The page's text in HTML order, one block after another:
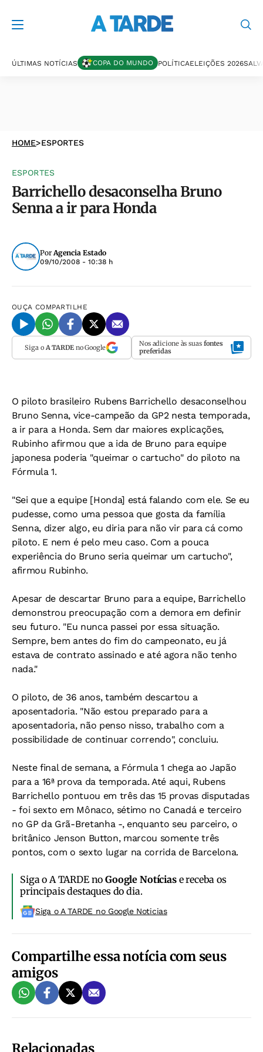
ÚLTIMAS NOTÍCIAS COPA DO MUNDO POLÍTICAELEIÇÕES 2026
HOME>ESPORTES
ESPORTES
Barrichello desaconselha Bruno
Senna a ir para Honda
PorAgencia Estado
09/10/2008 - 10:38 h
OUÇA COMPARTILHE
Siga o A TARDEno Google Nos adicione às suas fontes
preferidas
O piloto brasileiro Rubens Barrichello desaconselhou
Bruno Senna, vice-campeão da GP2 nesta temporada,
a ir para a Honda. Sem dar maiores explicações,
Rubinho afirmou que a ida de Bruno para equipe
japonesa poderia "queimar o cartucho" do piloto na
Fórmula 1.
"Sei que a equipe [Honda] está falando com ele. Se eu
pudesse, como uma pessoa que gosta da família
Senna, dizer algo, eu diria para não vir para cá como
piloto. E nem é pelo meu caso. Com a pouca
experiência do Bruno seria queimar um cartucho",
afirmou Rubinho.
Apesar de descartar Bruno para a equipe, Barrichello
demonstrou preocupação com a demora em definir
seu futuro. "Eu nunca passei por essa situação.
Sempre, bem antes do fim do campeonato, eu já
estava de contrato assinado e até agora não tenho
nada."
O piloto, de 36 anos, também descartou a
aposentadoria. "Não estou preparado para a
aposentadoria, não penso nisso, trabalho com a
possibilidade de continuar correndo", concluiu.
Neste final de semana, a Fórmula 1 chega ao Japão
para a 16ª prova da temporada. Até aqui, Rubens
Barrichello pontuou em três das 15 provas disputadas
- foi sexto em Mônaco, sétimo no Canadá e terceiro
no GP da Grã-Bretanha -, enquanto seu parceiro, o
britânico Jenson Button, marcou somente três
pontos, com o sexto lugar na corrida de Barcelona.
Siga o A TARDE noGoogle Notíciase receba os
principais destaques do dia.
Siga o A TARDE no Google Noticias
Compartilhe essa notícia com seus
amigos
Relacionadas